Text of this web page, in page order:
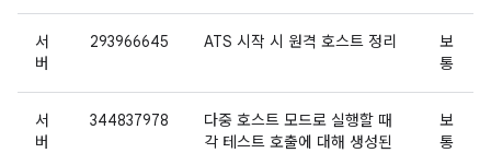
서
버
293966645 ATS 시작 시 원격 호스트 정리
보
통
서
버
344837978
다중 호스트 모드로 실행할 때
각 테스트 호출에 대해 생성된
보
통